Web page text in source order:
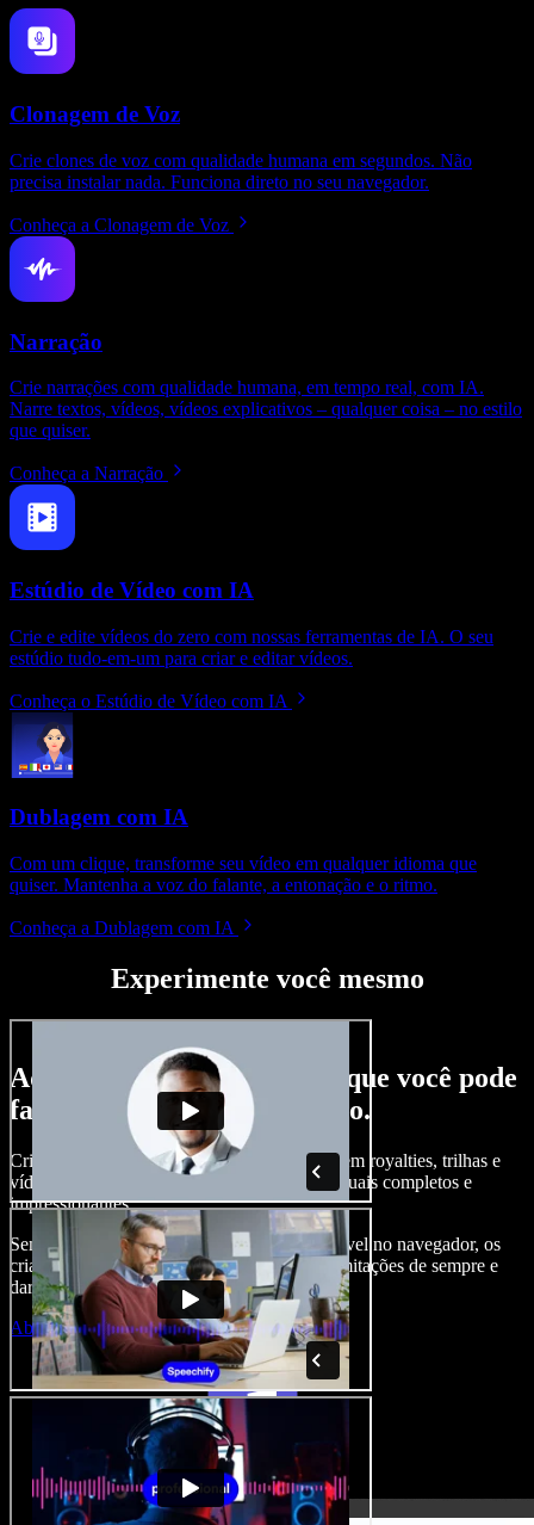
Clonagem de Voz
Crie clones de voz com qualidade humana em segundos. Não
precisa instalar nada. Funciona direto no seu navegador.
Conheça a Clonagem de Voz
Narração
Crie narrações com qualidade humana, em tempo real, com IA.
Narre textos, vídeos, vídeos explicativos – qualquer coisa – no estilo
que quiser.
Conheça a Narração
Estúdio de Vídeo com IA
Crie e edite vídeos do zero com nossas ferramentas de IA. O seu
estúdio tudo-em-um para criar e editar vídeos.
Conheça o Estúdio de Vídeo com IA
Dublagem com IA
Com um clique, transforme seu vídeo em qualquer idioma que
quiser. Mantenha a voz do falante, a entonação e o ritmo.
Conheça a Dublagem com IA
Experimente você mesmo
Aqui vai só um gostinho do que você pode
fazer com o Speechify Studio.
Crie narrações, adicione imagens de banco sem royalties, trilhas e
vídeos, clone sua voz e crie projetos audiovisuais completos e
impressionantes.
Sem curva de aprendizado e com tudo acessível no navegador, os
criadores de conteúdo podem se livrar das limitações de sempre e
dar vida a todas as suas ideias criativas.
Abrir o Studio